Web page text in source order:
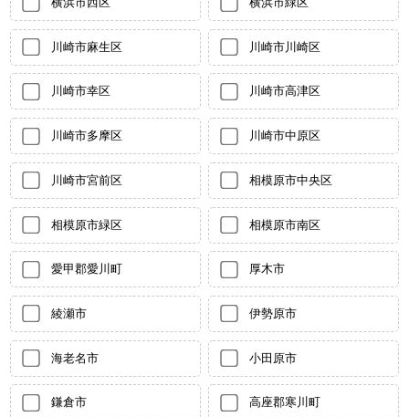
川崎市麻生区 川崎市川崎区
川崎市幸区 川崎市高津区
川崎市多摩区 川崎市中原区
川崎市宮前区 相模原市中央区
相模原市緑区 相模原市南区
愛甲郡愛川町 厚木市
綾瀬市 伊勢原市
海老名市 小田原市
鎌倉市 高座郡寒川町